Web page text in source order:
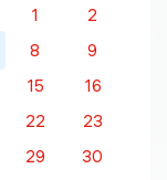
1
2
8
9
15
16
22
23
29
30